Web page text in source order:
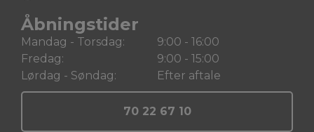
Åbningstider
Mandag - Torsdag:
Fredag:
Lørdag - Søndag:
9:00 - 16:00
9:00 - 15:00
Efter aftale
70 22 67 10